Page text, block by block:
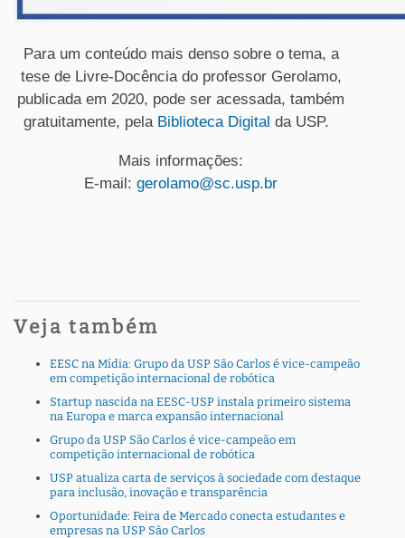
Para um conteúdo mais denso sobre o tema, a
tese de Livre-Docência do professor Gerolamo,
publicada em 2020, pode ser acessada, também
gratuitamente, pela Biblioteca Digital da USP.
Mais informações:
E-mail: gerolamo@sc.usp.br
Veja também
EESC na Mídia: Grupo da USP São Carlos é vice-campeão
em competição internacional de robótica
Startup nascida na EESC-USP instala primeiro sistema
na Europa e marca expansão internacional
Grupo da USP São Carlos é vice-campeão em
competição internacional de robótica
USP atualiza carta de serviços à sociedade com destaque
para inclusão, inovação e transparência
Oportunidade: Feira de Mercado conecta estudantes e
empresas na USP São Carlos